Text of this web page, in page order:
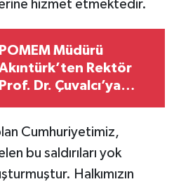
hizmet etmektedir.
POMEM Müdürü
Rektör
Prof. Dr. Çuvalcı’ya
Cumhuriyetimiz,
bu saldırıları yok
Halkımızın